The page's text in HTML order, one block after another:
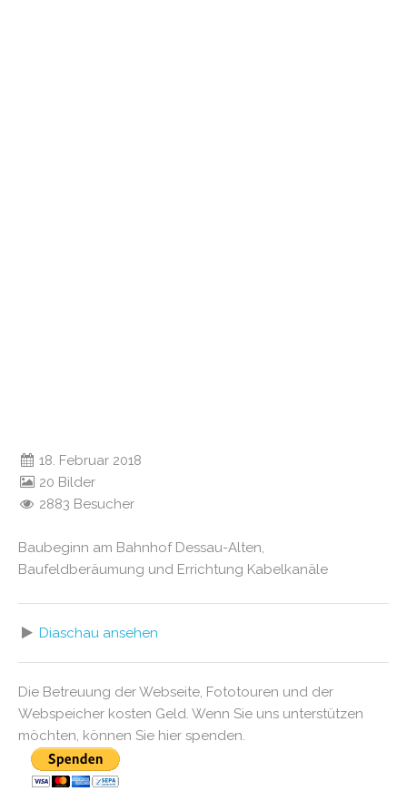
18. Februar 2018
20 Bilder
2883 Besucher
Baubeginn am Bahnhof Dessau-Alten,
Baufeldberäumung und Errichtung Kabelkanäle
Diaschau ansehen
Die Betreuung der Webseite, Fototouren und der
Webspeicher kosten Geld. Wenn Sie uns unterstützen
möchten, können Sie hier spenden.